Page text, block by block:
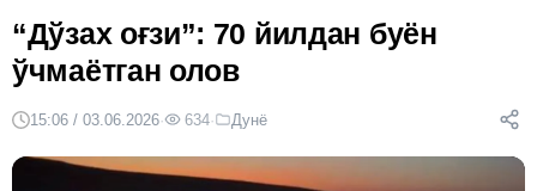
“Дўзах оғзи”: 70 йилдан буён
ўчмаётган олов
15:06 / 03.06.2026· 634· Дунё